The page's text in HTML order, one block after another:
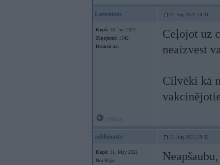
Luseniuss 31. Aug 2021, 20:31
Kopš: 18. Jun 2021
Ziņojumi: 1542
Braucu ar:
Ceļojot uz
neaizvest
Cilvēki kā
addimatty 31. Aug 2021, 20:32
Kopš: 11. May 2021
No: Rīga